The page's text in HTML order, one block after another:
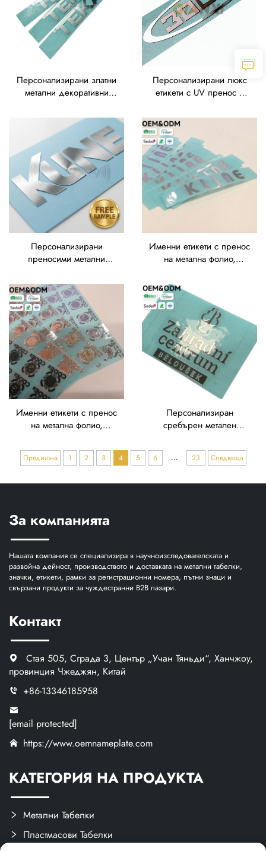
Персонализирани златни
метални декоративни
електроформиране, 3D
етикети в хромирано
сребрист цвят,
електроформиране от
метален пренос на лого,
електроформирани
никелови наклейки
Персонализирани люкс
етикети с UV пренос в
лого, електроформиран
етикет, тънка никелова
метална преносима
наклейка за чаши
Персонализирани
преносими метални
цвят | Самоприлепващи
електроформирани
етикети с разделен
шрифт
Именни етикети с пренос
на метална фолио,
ISO, издръжливи
стикери със сребърни
букви с висока адхезия
за лога
Именни етикети с пренос
на метална фолио,
ISO, високоточни микро
стикери в розово златист,
Персонализиран
сребърен метален
за лого от никел с
огледен финиш за
с многоезични етикети
Предишна 1 2 3 4 5 6 ... 23 Следваща
За компанията
Нашата компания се специализира в научноизследователската и
развойна дейност, производството и доставката на метални табелки,
значки, етикети, рамки за регистрационни номера, пътни знаци и
свързани продукти за чуждестранни B2B пазари.
Контакт
Стая 505, Сграда 3, Център „Учан Тяньди“, Ханчжоу,
провинция Чжеджян, Китай
+86-13346185958
[email protected]
https://www.oemnameplate.com
КАТЕГОРИЯ НА ПРОДУКТА
Метални Табелки
Пластмасови Табелки